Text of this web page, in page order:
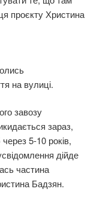
проєкту Христина
на вулиці.
завозу
зараз,
5-10 років,
дійде
частина
Бадзян.